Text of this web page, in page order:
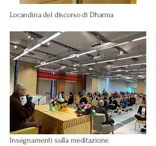
Locandina del discorso di Dharma
Insegnamenti sulla meditazione